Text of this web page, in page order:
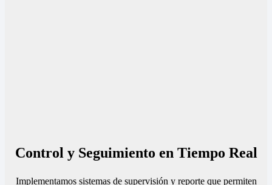
Control y Seguimiento en Tiempo Real
Implementamos sistemas de supervisión y reporte que permiten